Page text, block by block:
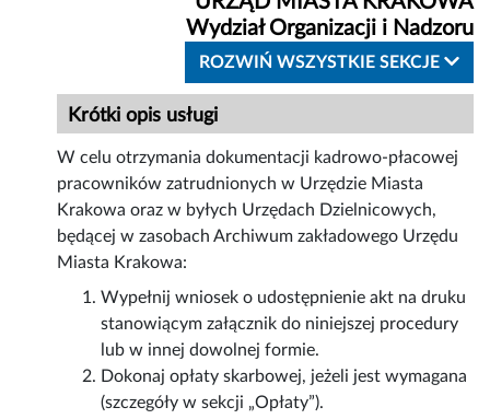
Wydział Organizacji i Nadzoru
ROZWIŃ WSZYSTKIE SEKCJE
Krótki opis usługi
W celu otrzymania dokumentacji kadrowo-płacowej
pracowników zatrudnionych w Urzędzie Miasta
Krakowa oraz w byłych Urzędach Dzielnicowych,
będącej w zasobach Archiwum zakładowego Urzędu
Miasta Krakowa:
Wypełnij wniosek o udostępnienie akt na druku
stanowiącym załącznik do niniejszej procedury
lub w innej dowolnej formie.
Dokonaj opłaty skarbowej, jeżeli jest wymagana
(szczegóły w sekcji „Opłaty”).